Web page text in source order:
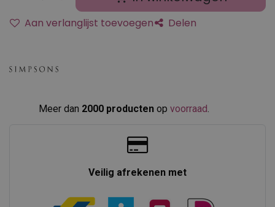
Aan verlanglijst toevoegen Delen
Meer dan 2000 producten op voorraad
Veilig afrekenen met